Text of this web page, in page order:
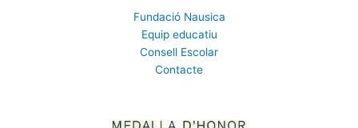
Fundació Nausica
Equip educatiu
Consell Escolar
Contacte